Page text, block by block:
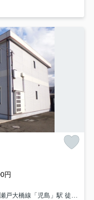
円
瀬戸大橋線「児島」駅 徒歩36分